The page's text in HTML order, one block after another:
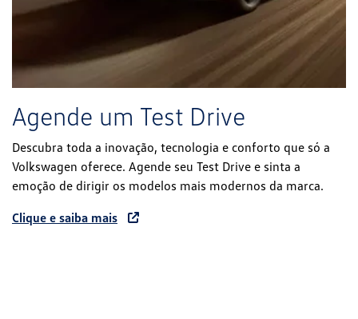
Agende um Test Drive
Descubra toda a inovação, tecnologia e conforto que só a
Volkswagen oferece. Agende seu Test Drive e sinta a
emoção de dirigir os modelos mais modernos da marca.
Clique e saiba mais